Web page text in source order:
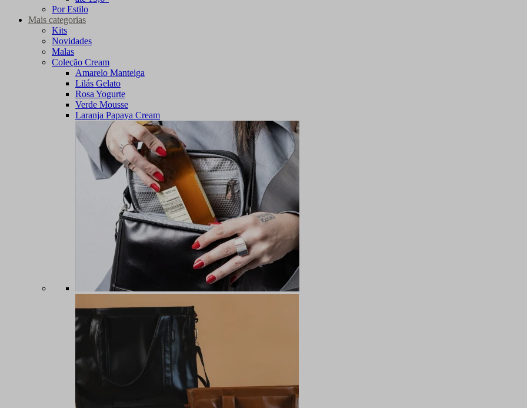
Por Estilo
Mais categorias
Kits
Novidades
Malas
Coleção Cream
Amarelo Manteiga
Lilás Gelato
Rosa Yogurte
Verde Mousse
Laranja Papaya Cream